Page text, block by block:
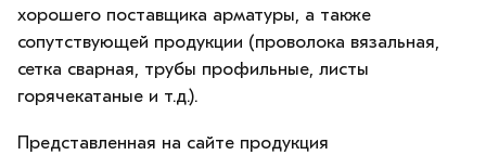
хорошего поставщика арматуры, а также
сопутствующей продукции (проволока вязальная,
сетка сварная, трубы профильные, листы
горячекатаные и т.д.).
Представленная на сайте продукция